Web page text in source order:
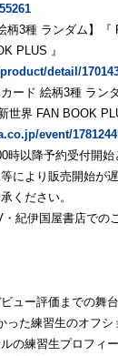
柄3種 ランダム】『
PLUS 』
detail/
ード 絵柄3種 ラン
世界 FAN BOOK
event/
以降予約受付開始
により販売開始が
ください。
紀伊国屋書店での
ュー評価までの舞
った練習生のオフシ
の練習生プロフィ